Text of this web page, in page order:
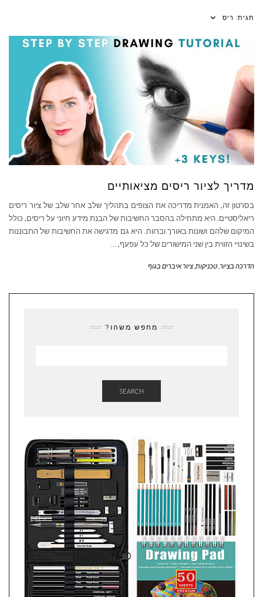
תגית: ריס
מדריך לציור ריסים מציאותיים
בסרטון זה, האמנית מדריכה את הצופים בתהליך שלב אחר שלב של ציור ריסים
ריאליסטיים. היא מתחילה בהסבר החשיבות של הבנת מידע חיוני על ריסים, כולל
המיקום שלהם ושונות באורך וברווח. היא גם מדגישה את החשיבות של התבוננות
בשינויי הזווית בין שני המישורים של כל עפעף, …
הדרכה בציור טכניקות ציור איברים בגוף
מחפש משהו?
SEARCH